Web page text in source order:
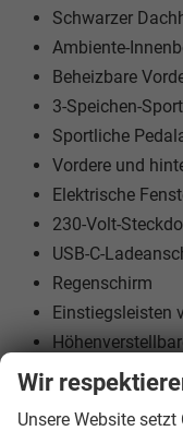
Schwarzer
Ambiente-
Beheizbare
3-Speichen-
Sportliche
Vordere und
Elektrische
230-Volt-
USB-C-
Regenschirm
Einstiegsleisten
Geteilte und
Wir
Unsere Website